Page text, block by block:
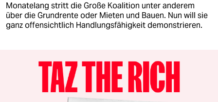
Monatelang stritt die Große Koalition unter anderem
über die Grundrente oder Mieten und Bauen. Nun will sie
ganz offensichtlich Handlungsfähigkeit demonstrieren.